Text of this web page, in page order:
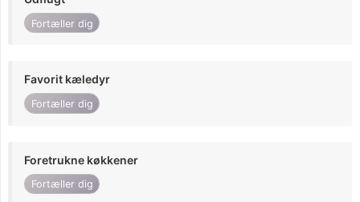
Fortæller dig
Favorit kæledyr
Fortæller dig
Foretrukne køkkener
Fortæller dig